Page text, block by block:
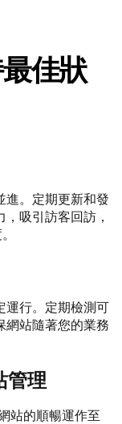
佳狀
進。定期更新和發
吸引訪客回訪，
運行。定期檢測可
網站隨著您的業務
管理
站的順暢運作至